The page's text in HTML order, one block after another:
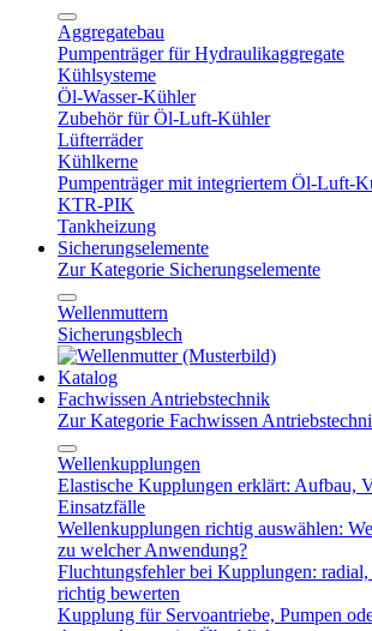
Aggregatebau
Pumpenträger für Hydraulikaggregate
Kühlsysteme
Öl-Wasser-Kühler
Zubehör für Öl-Luft-Kühler
Lüfterräder
Kühlkerne
Pumpenträger mit integriertem Öl-Luft-
KTR-PIK
Tankheizung
Sicherungselemente
Zur Kategorie Sicherungselemente
Wellenmuttern
Sicherungsblech
Katalog
Fachwissen Antriebstechnik
Zur Kategorie Fachwissen
Wellenkupplungen
Elastische Kupplungen erklärt: Aufbau,
Einsatzfälle
Wellenkupplungen richtig auswählen:
zu welcher Anwendung?
Fluchtungsfehler bei Kupplungen:
richtig bewerten
Kupplung für Servoantriebe, Pumpen